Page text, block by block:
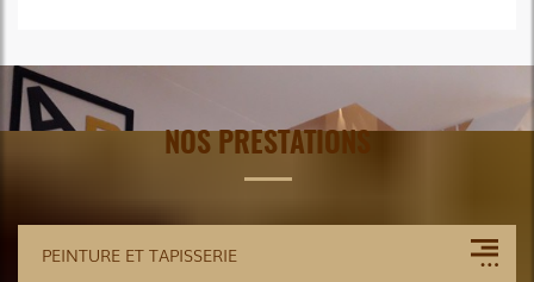
NOS PRESTATIONS
PEINTURE ET TAPISSERIE